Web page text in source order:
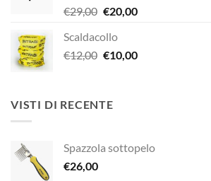
€189,00.
€29,00 Il
originale
era:
€20,00Il
è:
Scaldacollo
€12,00 Il
era:
€12,00.
€10,00Il
VISTI DI RECENTE
Spazzola sottopelo
€26,00